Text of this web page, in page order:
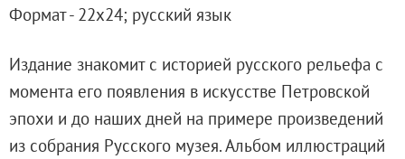
Наш авангард
Посетителям
Справочная информация
Адреса и часы работы
О билетах, льготах и услугах
Формат - 22х24; русский язык
Издание знакомит с историей русского рельефа с
момента его появления в искусстве Петровской
эпохи и до наших дней на примере произведений
из собрания Русского музея. Альбом иллюстраций